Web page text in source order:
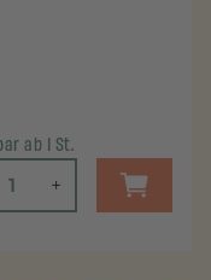
ab 1 St.
+